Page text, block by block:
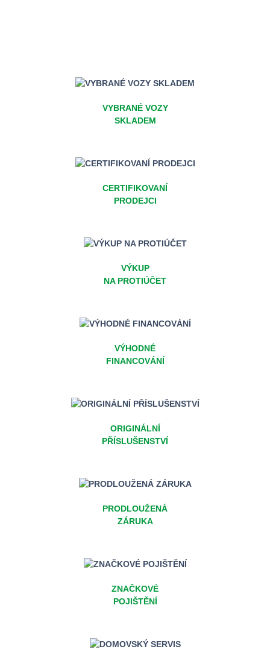
VYBRANÉ VOZY
SKLADEM
CERTIFIKOVANÍ
PRODEJCI
VÝKUP
NA PROTIÚČET
VÝHODNÉ
FINANCOVÁNÍ
ORIGINÁLNÍ
PŘÍSLUŠENSTVÍ
PRODLOUŽENÁ
ZÁRUKA
ZNAČKOVÉ
POJIŠTĚNÍ